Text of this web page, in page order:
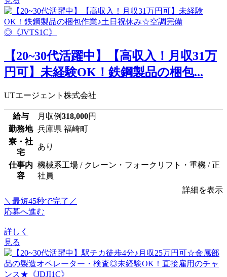
【20~30代活躍中】【高収入！月収31万
円可】未経験OK！鉄鋼製品の梱包...
UTエージェント株式会社
給与 月収例318,000円
勤務地 兵庫県 福崎町
寮・社
宅
あり
仕事内
容
機械系工場 / クレーン・フォークリフト・重機 / 正
社員
詳細を表示
＼最短45秒で完了／
応募へ進む
詳しく
見る